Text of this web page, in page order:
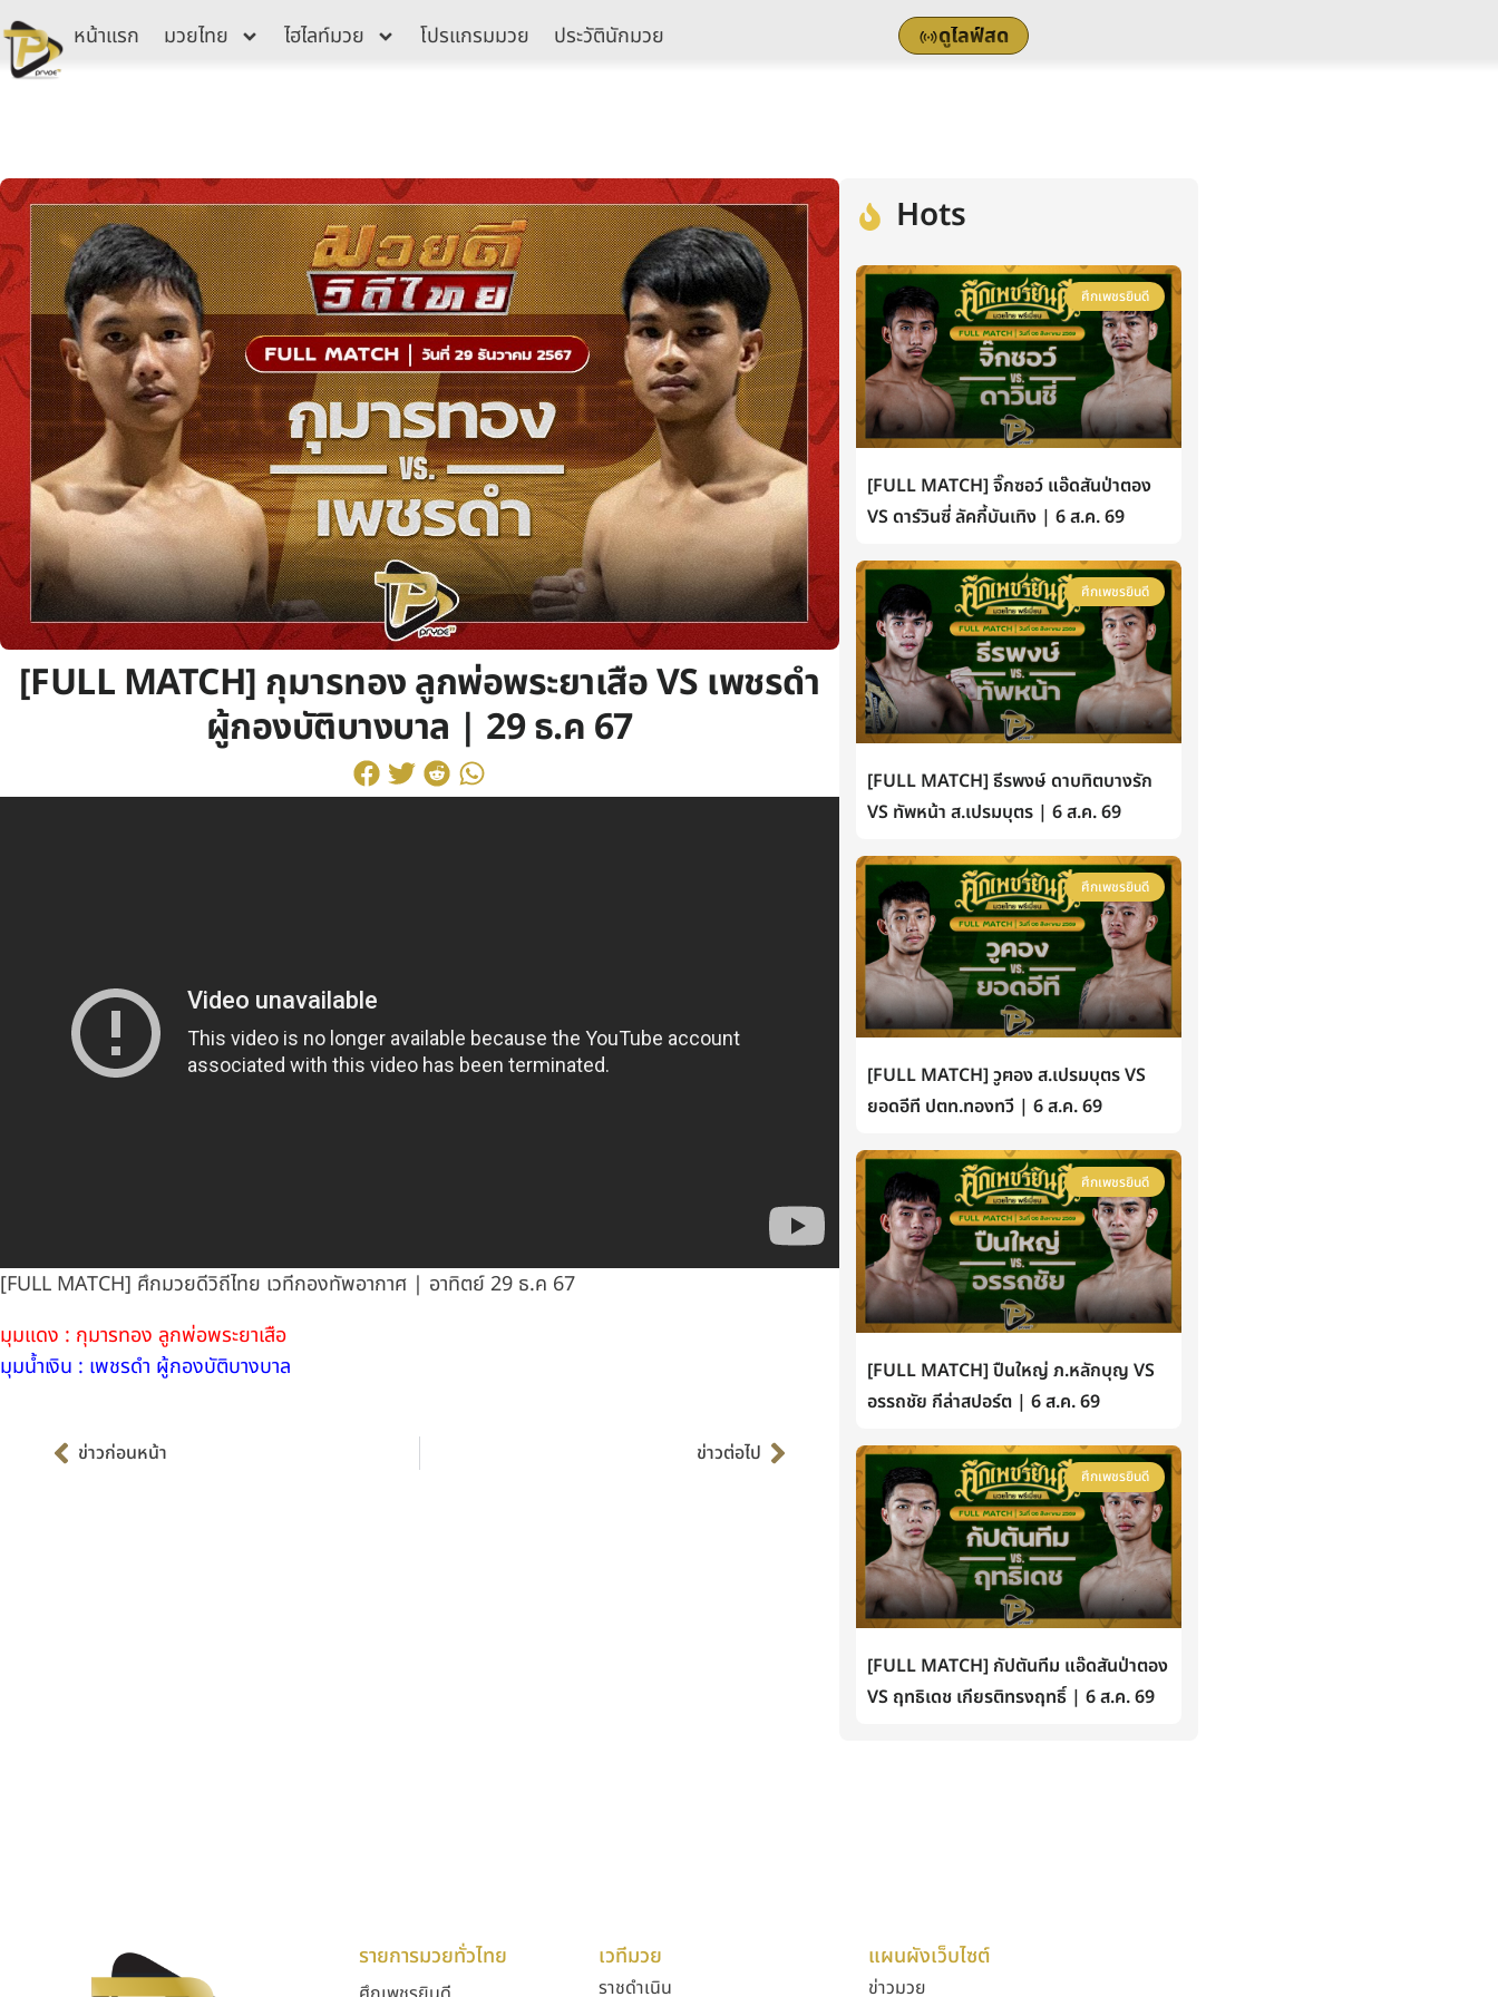
Skip
to
content
หน้าแรก มวยไทย ไฮไลท์มวย โปรแกรมมวย ประวัตินักมวย ดูไลฟ์สด
[FULL MATCH] กุมารทอง ลูกพ่อพระยาเสือ VS เพชรดำ
ผู้กองบัติบางบาล | 29 ธ.ค 67
[FULL MATCH] ศึกมวยดีวิถีไทย เวทีกองทัพอากาศ | อาทิตย์ 29 ธ.ค 67
มุมแดง : กุมารทอง ลูกพ่อพระยาเสือ
มุมน้ำเงิน : เพชรดำ ผู้กองบัติบางบาล
ข่าวก่อนหน้า ข่าวต่อไป
Hots
ศึกเพชรยินดี
[FULL MATCH] จิ๊กซอว์ แอ๊ดสันป่าตอง
VS ดาร์วินซี่ ลัคกี้บันเทิง | 6 ส.ค. 69
ศึกเพชรยินดี
[FULL MATCH] ธีรพงษ์ ดาบทิตบางรัก
VS ทัพหน้า ส.เปรมบุตร | 6 ส.ค. 69
ศึกเพชรยินดี
[FULL MATCH] วูฅอง ส.เปรมบุตร VS
ยอดอีที ปตท.ทองทวี | 6 ส.ค. 69
ศึกเพชรยินดี
[FULL MATCH] ปืนใหญ่ ภ.หลักบุญ VS
อรรถชัย กีล่าสปอร์ต | 6 ส.ค. 69
ศึกเพชรยินดี
[FULL MATCH] กัปตันทีม แอ๊ดสันป่าตอง
VS ฤทธิเดช เกียรติทรงฤทธิ์ | 6 ส.ค. 69
รายการมวยทั่วไทย เวทีมวย
ราชดำเนิน
แผนผังเว็บไซต์
ข่าวมวย